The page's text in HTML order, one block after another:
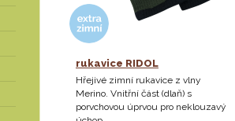
rukavice RIDOL
Hřejivé zimní rukavice z vlny
Merino. Vnitřní část (dlaň) s
porvchovou úprvou pro neklouzavý